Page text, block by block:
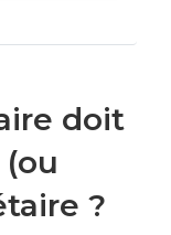
doit
?